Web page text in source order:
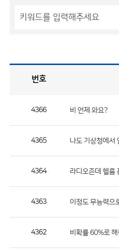
론
번호
4366 비 언제 와요?
4365 나도 기상청에서
4364 라디오존데 헬륨
4363 이정도 무능력으
4362 비확률 60%로